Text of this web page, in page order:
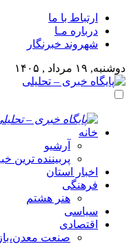
ارتباط با ما
درباره مـا
شهروند خبرنگار
دوشنبه, ۱۹ مرداد , ۱۴۰۵
خانه
آرشیو
پربیننده ترین
اخبار استان
فرهنگی
هنر هشتم
سیاسی
اقتصادی
صنعت